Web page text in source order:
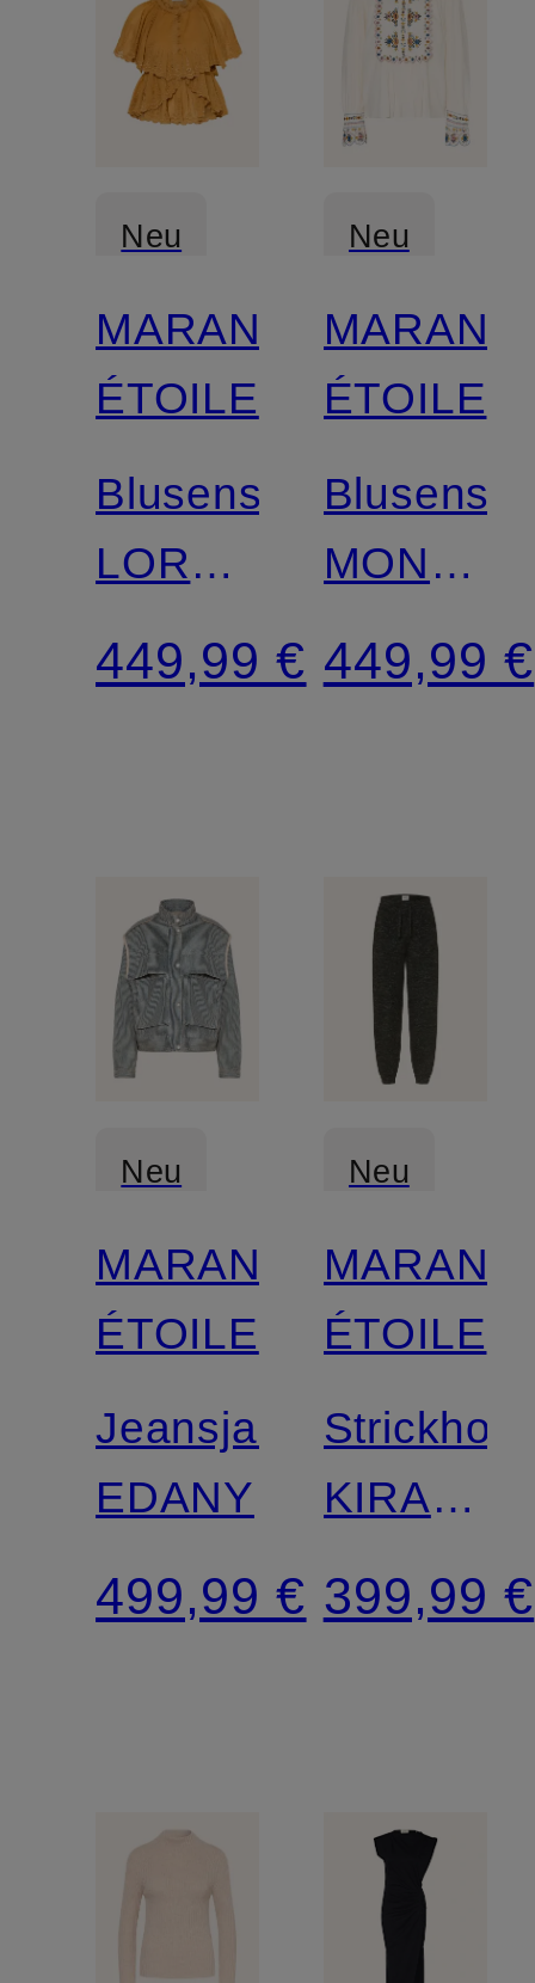
Neu
MARANT
ÉTOILE
Blusenshirt
LORNA
mit
Rüschen
449,99 €
Neu
MARANT
ÉTOILE
mit
449,99 €
Neu
MARANT
ÉTOILE
Jeansjacke
EDANY
499,99 €
Neu
Zertifiziert
MARANT
ÉTOILE
KIRA
im
Jogging-
399,99 €